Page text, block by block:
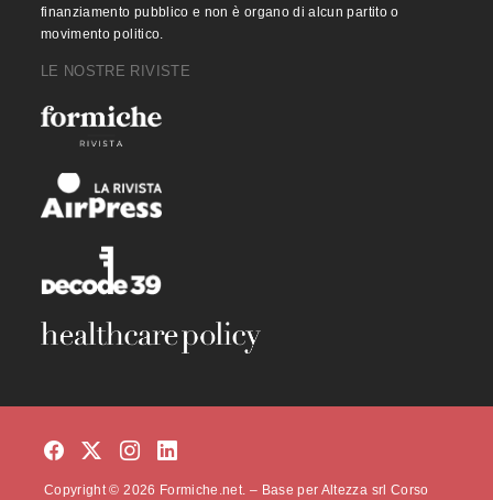
finanziamento pubblico e non è organo di alcun partito o
movimento politico.
LE NOSTRE RIVISTE
Copyright © 2026 Formiche.net. – Base per Altezza srl Corso